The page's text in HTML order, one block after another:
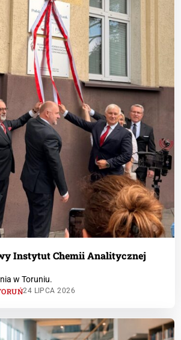
Instytut Chemii Analitycznej
w Toruniu.
24 LIPCA 2026